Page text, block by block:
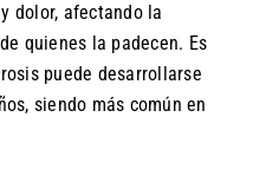
dolor, afectando la
quienes la padecen. Es
puede desarrollarse
siendo más común en